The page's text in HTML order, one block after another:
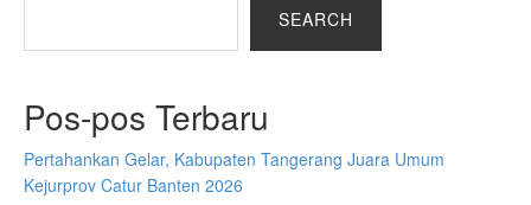
SEARCH
Pos-pos Terbaru
Pertahankan Gelar, Kabupaten Tangerang Juara Umum
Kejurprov Catur Banten 2026